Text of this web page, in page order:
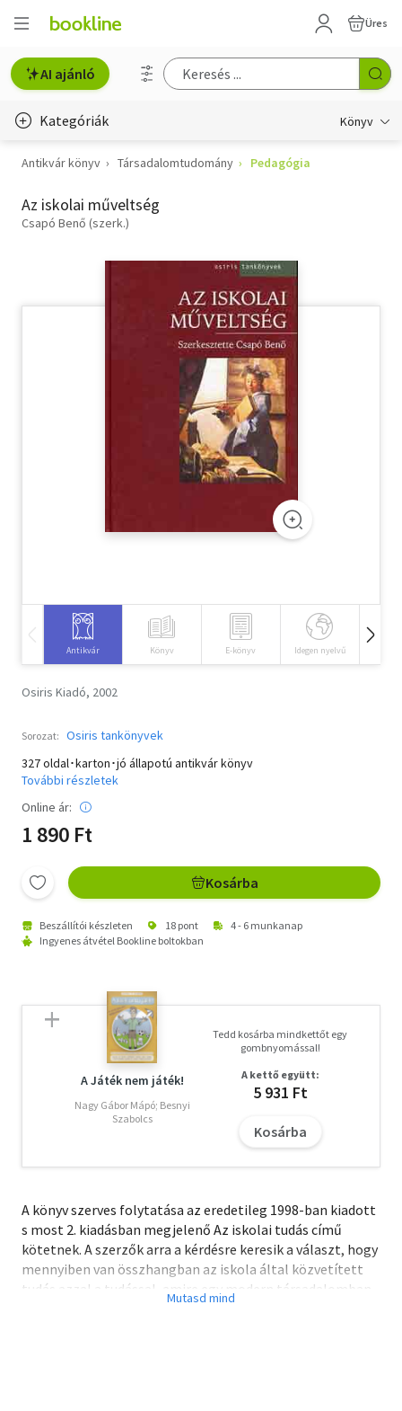
Üres
AI ajánló
Kategóriák Könyv
Életmód, egészség
Erotika
Antikvár könyv Társadalomtudomány Pedagógia
Az iskolai műveltség
Csapó Benő (szerk.)
Antikvár Könyv E-könyv Idegen nyelvű
Osiris Kiadó, 2002
Sorozat: Osiris tankönyvek
327 oldal･karton･jó állapotú antikvár könyv
További részletek
Online ár:
1 890 Ft
Kosárba
Beszállítói készleten 18 pont
4 - 6 munkanap
Ingyenes átvétel Bookline boltokban
A Játék nem játék!
Nagy Gábor Mápó; Besnyi
Szabolcs
Tedd kosárba mindkettőt egy
gombnyomással!
A kettő együtt:
5 931 Ft
Kosárba
A könyv szerves folytatása az eredetileg 1998-ban kiadott
s most 2. kiadásban megjelenő Az iskolai tudás című
kötetnek. A szerzők arra a kérdésre keresik a választ, hogy
mennyiben van összhangban az iskola által közvetített
tudás azzal a tudással, amire egy modern társadalomban